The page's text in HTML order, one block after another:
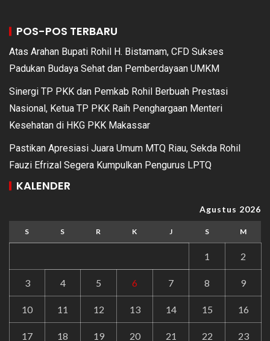
POS-POS TERBARU
Atas Arahan Bupati Rohil H. Bistamam, CFD Sukses
Padukan Budaya Sehat dan Pemberdayaan UMKM
Sinergi TP PKK dan Pemkab Rohil Berbuah Prestasi
Nasional, Ketua TP PKK Raih Penghargaan Menteri
Kesehatan di HKG PKK Makassar
Pastikan Apresiasi Juara Umum MTQ Riau, Sekda Rohil
Fauzi Efrizal Segera Kumpulkan Pengurus LPTQ
KALENDER
Agustus 2026
S S R K J S M
1 2
3 4 5 6 7 8 9
10 11 12 13 14 15 16
17 18 19 20 21 22 23